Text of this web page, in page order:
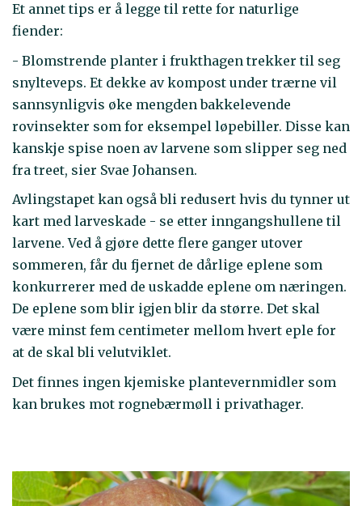
Et annet tips er å legge til rette for naturlige
fiender:
- Blomstrende planter i frukthagen trekker til seg
snylteveps. Et dekke av kompost under trærne vil
sannsynligvis øke mengden bakkelevende
rovinsekter som for eksempel løpebiller. Disse kan
kanskje spise noen av larvene som slipper seg ned
fra treet, sier Svae Johansen.
Avlingstapet kan også bli redusert hvis du tynner ut
kart med larveskade - se etter inngangshullene til
larvene. Ved å gjøre dette flere ganger utover
sommeren, får du fjernet de dårlige eplene som
konkurrerer med de uskadde eplene om næringen.
De eplene som blir igjen blir da større. Det skal
være minst fem centimeter mellom hvert eple for
at de skal bli velutviklet.
Det finnes ingen kjemiske plantevernmidler som
kan brukes mot rognebærmøll i privathager.